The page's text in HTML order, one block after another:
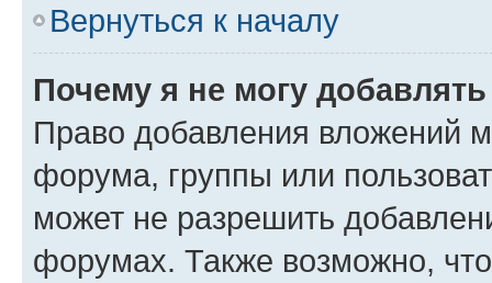
Вернуться к началу
Почему я не могу
Право добавления вложений
форума, группы или
может не разрешить
форумах. Также возможно,